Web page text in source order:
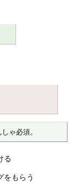
ゃ必須。
る
をもらう